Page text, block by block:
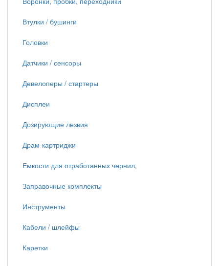
Втулки / бушинги
Головки
Датчики / сенсоры
Девелоперы / стартеры
Дисплеи
Дозирующие лезвия
Драм-картриджи
Емкости для отработанных чернил,
Заправочные комплекты
Инструменты
Кабели / шлейфы
Каретки